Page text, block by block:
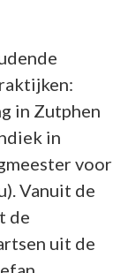
in Zutphen
in
voor
Vanuit de
de
uit de